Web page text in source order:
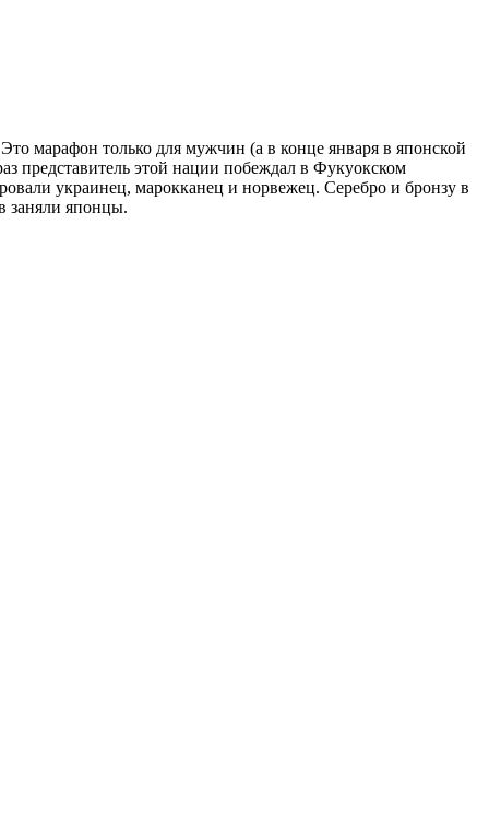
марафон только для мужчин (а в конце января в японской
представитель этой нации побеждал в Фукуокском
украинец, марокканец и норвежец. Серебро и бронзу в
заняли японцы.